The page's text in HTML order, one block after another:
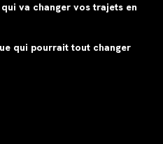
va changer vos trajets en
qui pourrait tout changer